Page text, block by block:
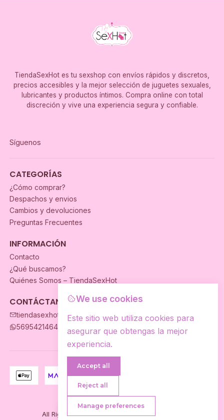
TiendaSexHot es tu sexshop con envíos rápidos y discretos,
precios accesibles y la mejor selección de juguetes sexuales,
lubricantes y productos íntimos. Compra online con total
discreción y vive una experiencia segura y confiable.
Síguenos
CATEGORÍAS
¿Cómo comprar?
Despachos y envios
Cambios y devoluciones
Preguntas Frecuentes
INFORMACIÓN
Contacto
¿Qué buscamos?
Quiénes Somos – TiendaSexHot
CONTÁCTANOS
tiendasexhot@gmail.com
56954214649
2026 TiendaSexhot.
All Rights Reserved.Powered by Jumpseller
Tienes Dudas?
We use cookies
Este sitio web utiliza cookies para
asegurar que obtengas la mejor
experiencia.
Accept all
Reject all
Manage preferences